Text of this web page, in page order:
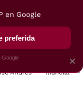
VEGUI
Andrés Mundial
×
en Google
preferida
Google